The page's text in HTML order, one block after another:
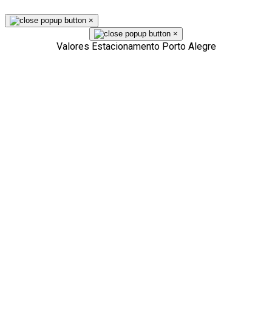
×
×
Valores Estacionamento Porto Alegre